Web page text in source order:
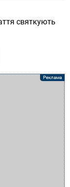
святкують